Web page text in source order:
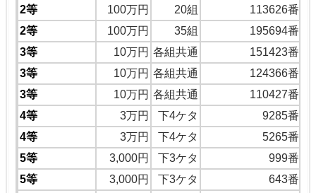
2等
100万円 20組
113626番
2等
100万円 35組
195694番
3等
10万円 各組共通
151423番
3等
10万円 各組共通
124366番
3等
10万円 各組共通
110427番
4等
3万円 下4ケタ
9285番
4等
3万円 下4ケタ
5265番
5等
3,000円 下3ケタ
999番
5等
3,000円 下3ケタ
643番